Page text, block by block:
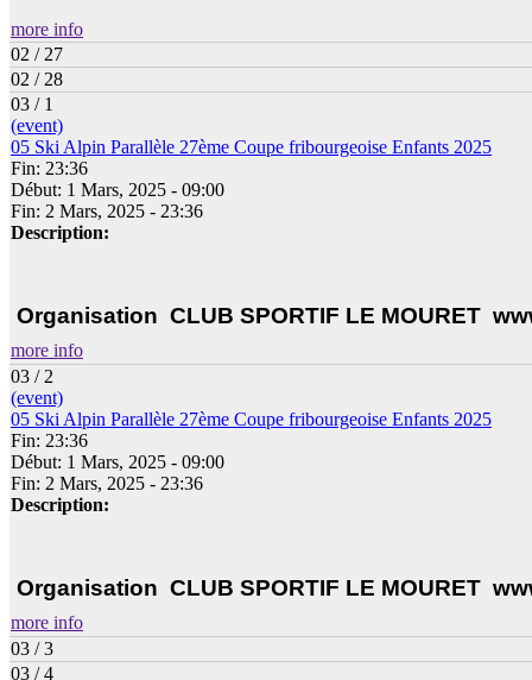
more info
02 / 27
02 / 28
03 / 1
(event)
05 Ski Alpin Parallèle 27ème Coupe fribourgeoise Enfants 2025
Fin: 23:36
Début: 1 Mars, 2025 - 09:00
Fin: 2 Mars, 2025 - 23:36
Description:
Organisation CLUB SPORTIF LE MOURET
more info
03 / 2
(event)
05 Ski Alpin Parallèle 27ème Coupe fribourgeoise Enfants 2025
Fin: 23:36
Début: 1 Mars, 2025 - 09:00
Fin: 2 Mars, 2025 - 23:36
Description:
Organisation CLUB SPORTIF LE MOURET
more info
03 / 3
03 / 4